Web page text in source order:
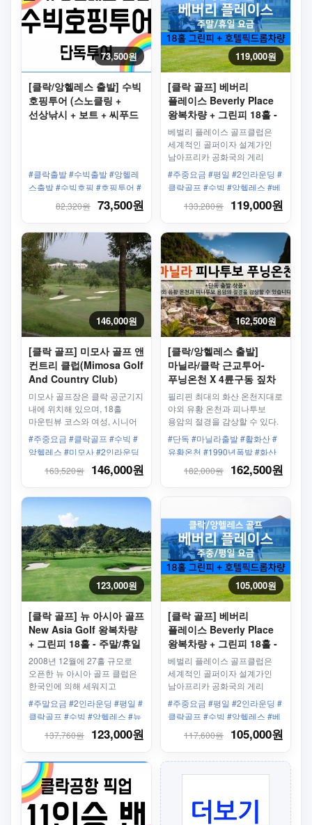
73,500원
[클락/앙헬레스 출발] 수빅
호핑투어 (스노클링 +
선상낚시 + 보트 + 씨푸드
#클락출발 #수빅출발 #앙헬레
스출발 #수빅호핑 #호핑투어 #
마닐라호핑투어 #씨푸드중식 #
스노쿨링 #보트탑승
82,320원 73,500원
119,000원
[클락 골프] 베버리
플레이스 Beverly Place
왕복차량 + 그린피 18홀 -
주말/휴일
베벌리 플레이스 골프클럽은
세계적인 골퍼이자 설계가인
남아프리카 공화국의 게리
플레이어(Gary Player)의
디자인으로 조성 되어졌는데
2009년에 9홀을 개장하여
운영하다 최근 9홀을 더
챔피언십의 골프 코스로 알려져
있습니다!
#주중요금 #평일 #2인라운딩 #
클락골프 #수빅 #앙헬레스 #베
버리플레이스 #왕복차량 #앙헬
레스골프
133,280원 119,000원
146,000원
[클락 골프] 미모사 골프 앤
컨트리 클럽(Mimosa Golf
And Country Club)
왕복차량 + 골프바우처
18홀 - 평일/주중
미모사 골프장은 클락 공군기지
내에 위치해 있으며, 18홀
마운틴뷰 코스와 여성, 시니어
골퍼에게 인기 있는 아카시아
및 레이크뷰골프 코스로
나누어져 있습니다
#주중요금 #클락골프 #수빅 #
앙헬레스 #미모사 #2인라운딩
163,520원
146,000원
162,500원
[클락/앙헬레스 출발]
마닐라/클락 근교투어-
푸닝온천 X 4륜구동 짚차
일일투어
필리핀 최대의 화산 온천지대로
야외 유황 온천과 피나투보
용암의 절경을 감상할 수 있다.
온천욕 뿐만 아니라 화산재
찜질이 매력 포인트!
#단독 #마닐라출발 #활화산 #
유황온천 #1990년폭발 #화산
재 #온천욕 #4륜구동 #짚차
182,000원 162,500원
123,000원
[클락 골프] 뉴 아시아 골프
New Asia Golf 왕복차량
+ 그린피 18홀 - 주말/휴일
2008년 12월에 27홀 규모로
오픈한 뉴 아시아 골프 클럽은
한국인에 의해 세워지고
한국인에 의해 운영되고
있는만큼 필리핀속 한국인을
위한 최상골프 라운딩 및
서비스를 즐길수 있습니다
#주말요금 #2인라운딩 #평일 #
클락골프 #수빅 #앙헬레스 #뉴
137,760원 123,000원
105,000원
[클락 골프] 베버리
플레이스 Beverly Place
왕복차량 + 그린피 18홀 -
주중/평일
베벌리 플레이스 골프클럽은
세계적인 골퍼이자 설계가인
남아프리카 공화국의 게리
플레이어(Gary Player)의
디자인으로 조성 되어졌는데
2009년에 9홀을 개장하여
운영하다 최근 9홀을 더
챔피언십의 골프 코스로 알려져
있습니다!
#주중요금 #평일 #2인라운딩 #
클락골프 #수빅 #앙헬레스 #베
버리플레이스 #왕복차량 #앙헬
레스골프
117,600원 105,000원